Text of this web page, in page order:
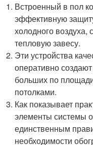
Встроенный в пол
эффективную
холодного воздуха,
тепловую завесу.
Эти устройства
оперативно
больших по
потолками.
Как показывает
элементы системы
единственным
необходимости